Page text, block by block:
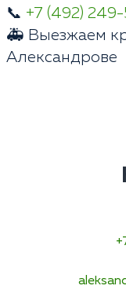
📞 +7 (492)
🚑 Выезжаем
Александрове